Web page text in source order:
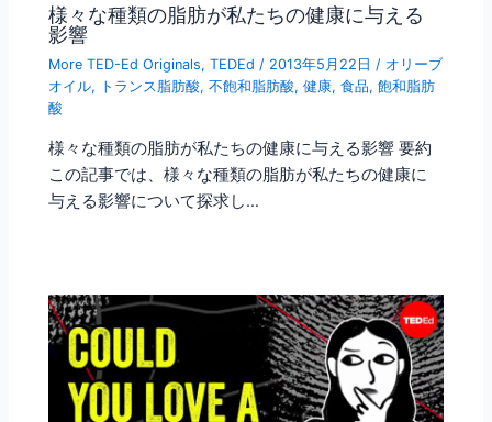
様々な種類の脂肪が私たちの健康に与える
影響
More TED-Ed Originals,TEDEd / 2013年5月22日 / オリーブ
オイル, トランス脂肪酸,不飽和脂肪酸,健康,食品,飽和脂肪
酸
様々な種類の脂肪が私たちの健康に与える影響 要約
この記事では、様々な種類の脂肪が私たちの健康に
与える影響について探求し…